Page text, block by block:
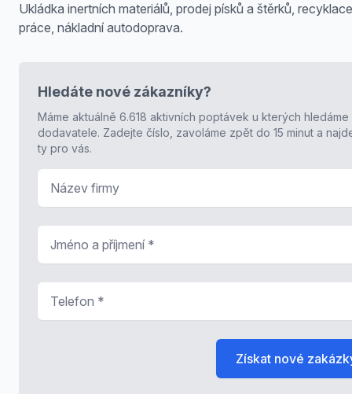
Ukládka inertních materiálů, prodej písků a štěrků,
práce, nákladní autodoprava.
Hledáte nové zákazníky?
Máme aktuálně 6.618 aktivních poptávek u kterých hledáme
dodavatele. Zadejte číslo, zavoláme zpět do 15 minut a
ty pro vás.
Získat nové